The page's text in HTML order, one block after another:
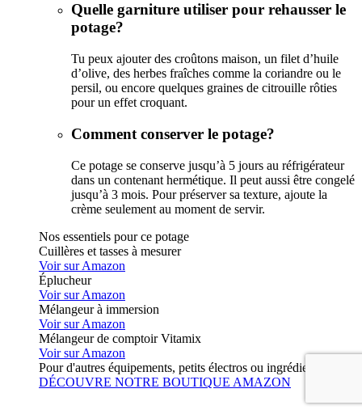
Quelle garniture utiliser pour rehausser le
potage?
Tu peux ajouter des croûtons maison, un filet d’huile
d’olive, des herbes fraîches comme la coriandre ou le
persil, ou encore quelques graines de citrouille rôties
pour un effet croquant.
Comment conserver le potage?
Ce potage se conserve jusqu’à 5 jours au réfrigérateur
dans un contenant hermétique. Il peut aussi être congelé
jusqu’à 3 mois. Pour préserver sa texture, ajoute la
crème seulement au moment de servir.
Nos essentiels pour ce potage
Cuillères et tasses à mesurer
Voir sur Amazon
Éplucheur
Voir sur Amazon
Mélangeur à immersion
Voir sur Amazon
Mélangeur de comptoir Vitamix
Voir sur Amazon
Pour d'autres équipements, petits électros ou ingrédients :
DÉCOUVRE NOTRE BOUTIQUE AMAZON